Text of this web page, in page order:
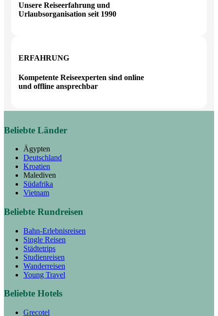
Unsere Reiseerfahrung und
Urlaubsorganisation seit 1990
ERFAHRUNG
Kompetente Reiseexperten sind online
und offline ansprechbar
Beliebte Länder
Ägypten
Deutschland
Kroatien
Malediven
Südafrika
Vietnam
Beliebte Rundreisen
Bahn-Erlebnisreisen
Single Reisen
Städtetrips
Studienreisen
Wanderreisen
Young Travel
Beliebte Hotels
Grecotel